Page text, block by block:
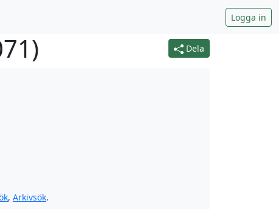
Logga in
Dela
)
, Arkivsök.